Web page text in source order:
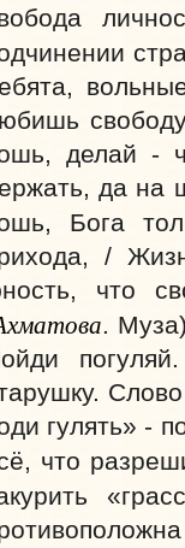
делай -
да на
Бога
/
что
.
гулять» -
что